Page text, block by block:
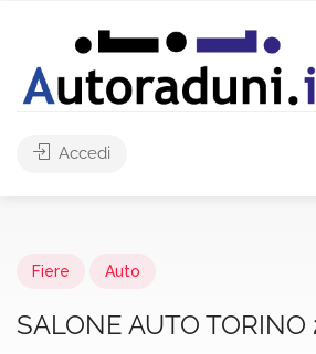
Accedi
Fiere Auto
SALONE AUTO TORINO